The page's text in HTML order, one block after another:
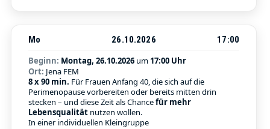
Mo 26.10.2026
17:00
Beginn: Montag, 26.10.2026 um 17:00 Uhr
Ort: Jena FEM
8 x 90 min. Für Frauen Anfang 40, die sich auf die
Perimenopause vorbereiten oder bereits mitten drin
stecken – und diese Zeit als Chancefür mehr
Lebensqualität nutzen wollen.
In einer individuellen Kleingruppe